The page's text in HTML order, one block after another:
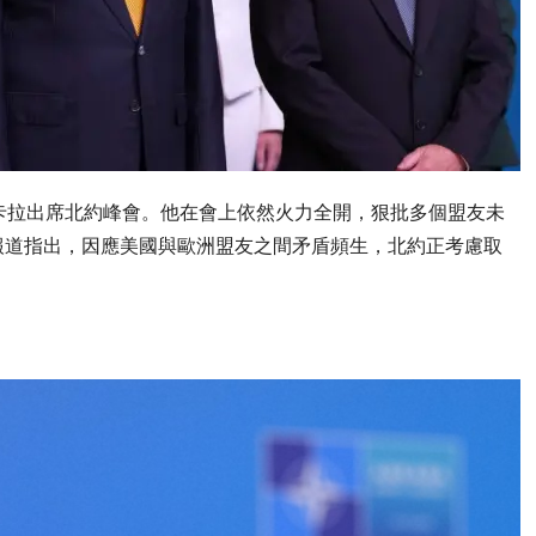
出席北約峰會。他在會上依然火力全開，狠批多個盟友未
指出，因應美國與歐洲盟友之間矛盾頻生，北約正考慮取